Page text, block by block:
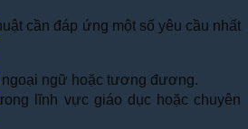
cần đáp ứng một số yêu cầu nhất
ngữ hoặc tương đương.
lĩnh vực giáo dục hoặc chuyên